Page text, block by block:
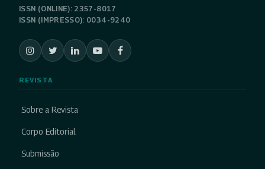
ISSN (ONLINE): 2357-8017
ISSN (IMPRESSO): 0034-9240
REVISTA
Sobre a Revista
Corpo Editorial
Submissão